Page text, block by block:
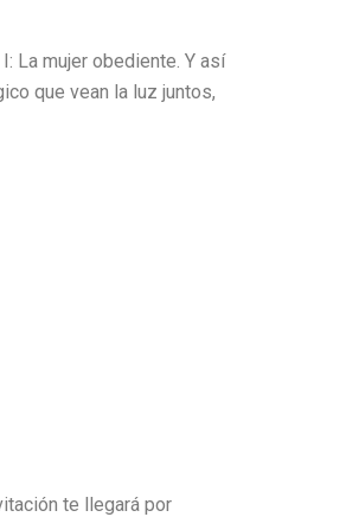
La mujer obediente. Y así
que vean la luz juntos,
te llegará por